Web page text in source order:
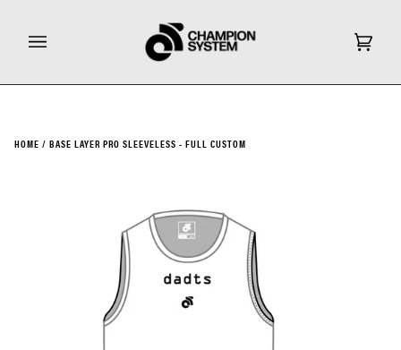
HOME / BASE LAYER PRO SLEEVELESS - FULL CUSTOM